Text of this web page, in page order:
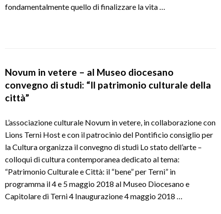
fondamentalmente quello di finalizzare la vita …
Novum in vetere – al Museo diocesano
convegno di studi: “Il patrimonio culturale della
città”
L’associazione culturale Novum in vetere, in collaborazione con
Lions Terni Host e con il patrocinio del Pontificio consiglio per
la Cultura organizza il convegno di studi Lo stato dell’arte –
colloqui di cultura contemporanea dedicato al tema:
“Patrimonio Culturale e Città: il “bene” per Terni” in
programma il 4 e 5 maggio 2018 al Museo Diocesano e
Capitolare di Terni 4 Inaugurazione 4 maggio 2018 …